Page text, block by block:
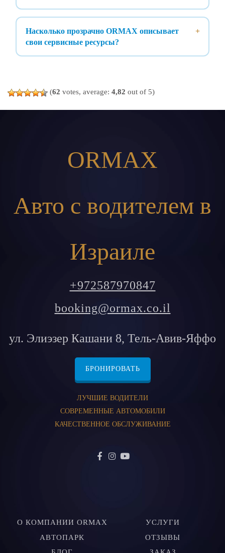
Насколько прозрачно ORMAX описывает
свои сервисные ресурсы?
(62 votes, average: 4,82 out of 5)
ORMAX
Авто с водителем в
Израиле
+972587970847
booking@ormax.co.il
ул. Элиэзер Кашани 8, Тель-Авив-Яффо
БРОНИРОВАТЬ
ЛУЧШИЕ ВОДИТЕЛИ
СОВРЕМЕННЫЕ АВТОМОБИЛИ
КАЧЕСТВЕННОЕ ОБСЛУЖИВАНИЕ
О КОМПАНИИ ORMAX
УСЛУГИ
АВТОПАРК
ОТЗЫВЫ